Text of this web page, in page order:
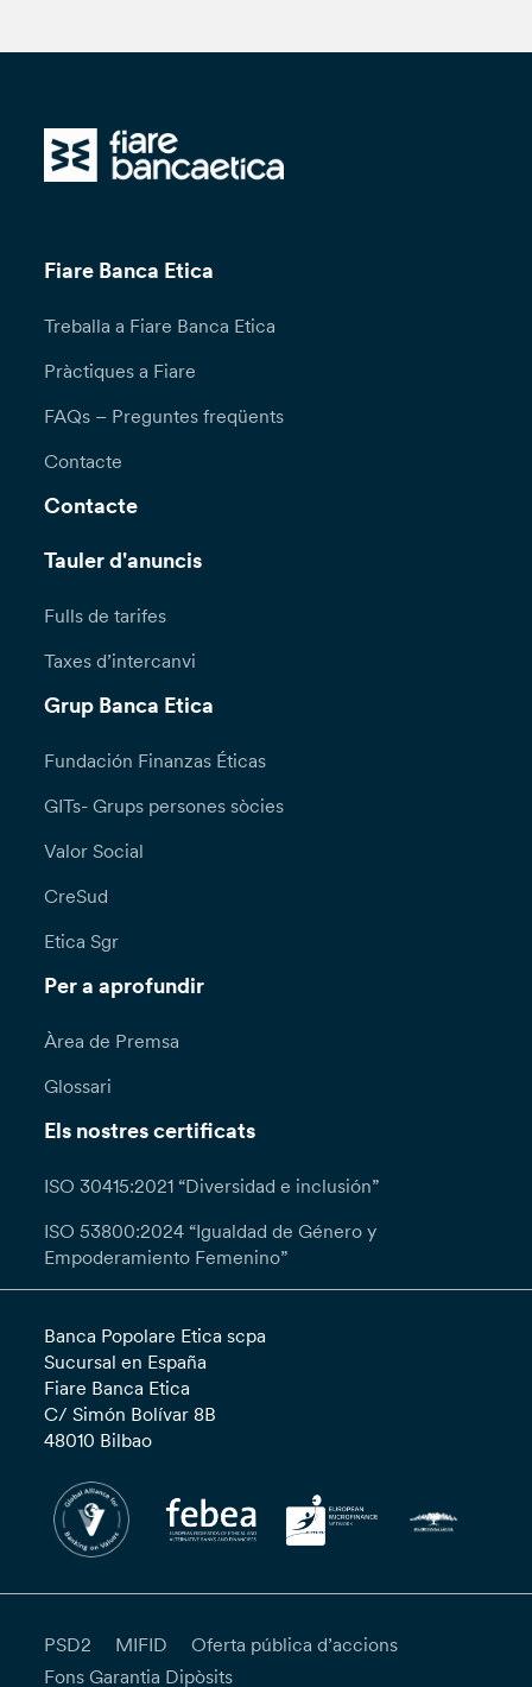
Fiare Banca Etica
Treballa a Fiare Banca Etica
Pràctiques a Fiare
FAQs – Preguntes freqüents
Contacte
Contacte
Tauler d'anuncis
Fulls de tarifes
Taxes d’intercanvi
Grup Banca Etica
Fundación Finanzas Éticas
GITs- Grups persones sòcies
Valor Social
CreSud
Etica Sgr
Per a aprofundir
Àrea de Premsa
Glossari
Els nostres certificats
ISO 30415:2021 “Diversidad e inclusión”
ISO 53800:2024 “Igualdad de Género y
Empoderamiento Femenino”
Banca Popolare Etica scpa
Sucursal en España
Fiare Banca Etica
C/ Simón Bolívar 8B
48010 Bilbao
PSD2 MIFID
Oferta pública d’accions
Fons Garantia Dipòsits